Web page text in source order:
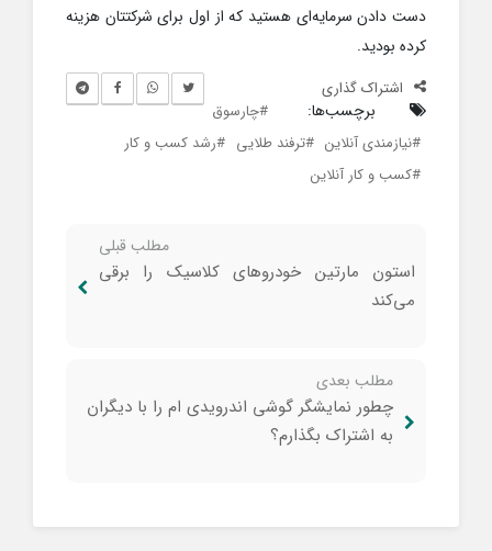
دست دادن سرمایه‌ای هستید که از اول برای شرکتتان هزینه
کرده بودید.
اشتراک گذاری
برچسب‌ها:
چارسوق
نیازمندی آنلاین
ترفند طلایی
رشد کسب و کار
کسب و کار آنلاین
مطلب قبلی
استون مارتین خودروهای کلاسیک را برقی
می‌کند
مطلب بعدی
چطور نمایشگر گوشی اندرویدی ام را با دیگران
به اشتراک بگذارم؟